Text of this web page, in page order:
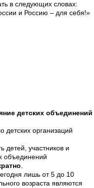
в следующих словах:
и Россию – для себя!»
детских объединений
детских организаций
детей, участников и
объединений
.
лишь от 5 до 10
возраста являются